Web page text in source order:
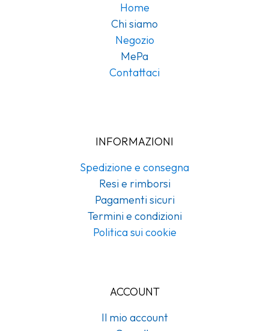
Home
Chi siamo
Negozio
MePa
Contattaci
INFORMAZIONI
Spedizione e consegna
Resi e rimborsi
Pagamenti sicuri
Termini e condizioni
Politica sui cookie
ACCOUNT
Il mio account